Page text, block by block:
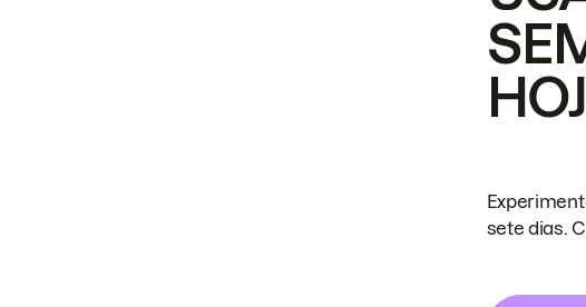
sete dias.